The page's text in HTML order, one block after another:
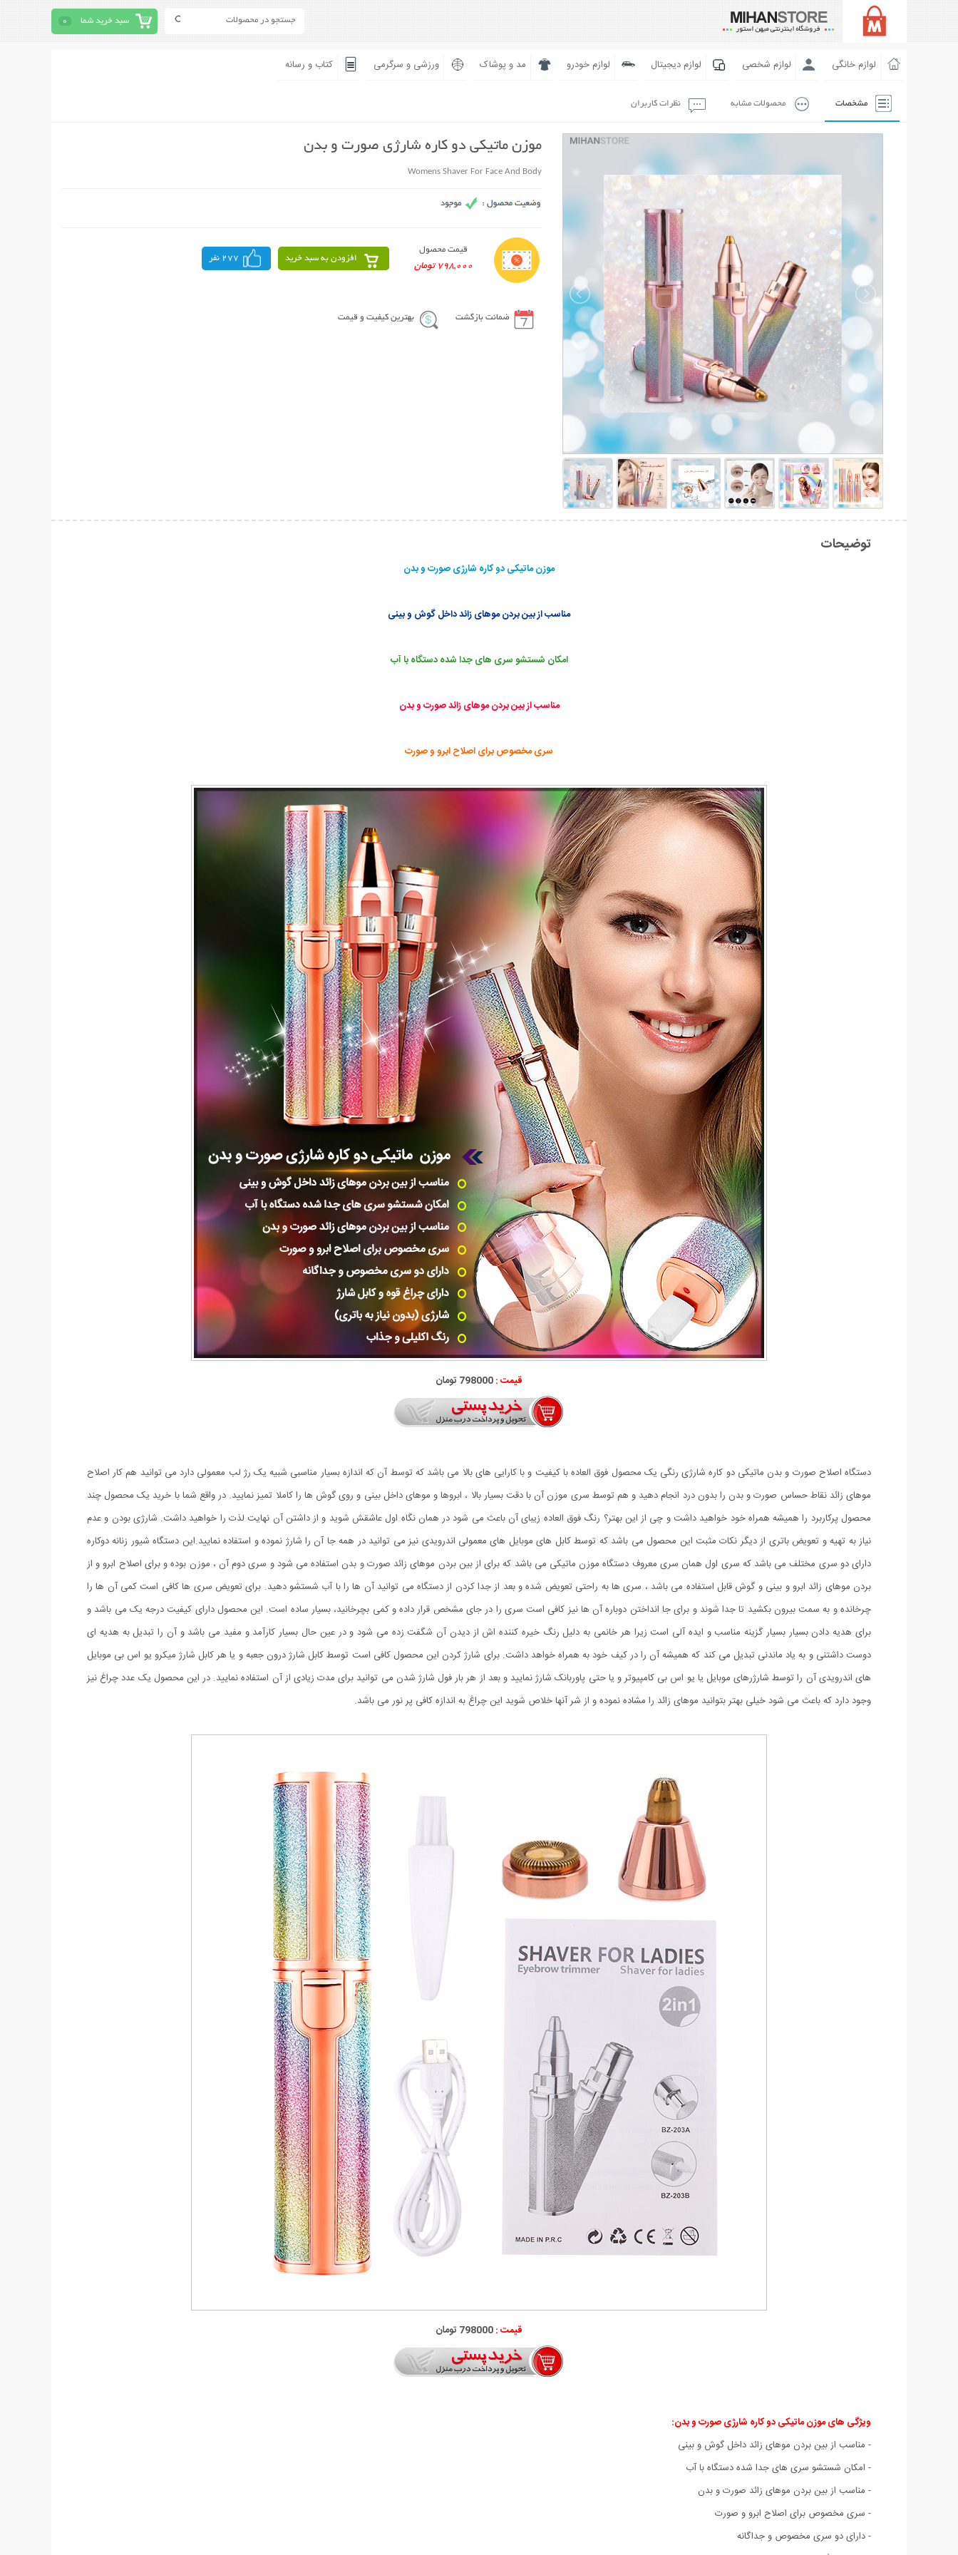
سبد خرید شما 0
لوازم خانگی لوازم شخصی لوازم دیجیتال لوازم خودرو مد و پوشاک ورزشی و سرگرمی کتاب و رسانه
مشخصات محصولات مشابه نظرات کاربران
موزن ماتیکی دو کاره شارژی صورت و بدن
Womens Shaver For Face And Body
قیمت محصول
798,000 تومان
افزودن به سبد خرید 277 نفر
ضمانت بازگشت بهترین کیفیت و قیمت
توضیحات
موزن ماتیکی دو کاره شارژی صورت و بدن
مناسب از بین بردن موهای زائد داخل گوش و بینی
امکان شستشو سری های جدا شده دستگاه با آب
مناسب از بین بردن موهای زائد صورت و بدن
سری مخصوص برای اصلاح ابرو و صورت
قیمت :798000 تومان
دستگاه اصلاح صورت و بدن ماتیکی دو کاره شارژی رنگی یک محصول فوق العاده با کیفیت و با کارایی های بالا می باشد که توسط آن که اندازه بسیار مناسبی شبیه یک رژ لب معمولی دارد می توانید هم کار اصلاح
موهای زائد نقاط حساس صورت و بدن را بدون درد انجام دهید و هم توسط سری موزن آن با دقت بسیار بالا ، ابروها و موهای داخل بینی و روی گوش ها را کاملا تمیز نمایید. در واقع شما با خرید یک محصول چند
محصول پرکاربرد را همیشه همراه خود خواهید داشت و چی از این بهتر؟ رنگ فوق العاده زیبای آن باعث می شود در همان نگاه اول عاشقش شوید و از داشتن آن نهایت لذت را خواهید داشت. شارژی بودن و عدم
نیاز به تهیه و تعویض باتری از دیگر نکات مثبت این محصول می باشد که توسط کابل های موبایل های معمولی اندرویدی نیز می توانید در همه جا آن را شارژ نموده و استفاده نمایید.این دستگاه شیور زنانه دوکاره
دارای دو سری مختلف می باشد که سری اول همان سری معروف دستگاه موزن ماتیکی می باشد که برای از بین بردن موهای زائد صورت و بدن استفاده می شود و سری دوم آن ، موزن بوده و برای اصلاح ابرو و از
بردن موهای زائد ابرو و بینی و گوش قابل استفاده می باشد ، سری ها به راحتی تعویض شده و بعد از جدا کردن از دستگاه می توانید آن ها را با آب شستشو دهید. برای تعویض سری ها کافی است کمی آن ها را
چرخانده و به سمت بیرون بکشید تا جدا شوند و برای جا انداختن دوباره آن ها نیز کافی است سری را در جای مشخص قرار داده و کمی بچرخانید، بسیار ساده است. این محصول دارای کیفیت درجه یک می باشد و
برای هدیه دادن بسیار بسیار گزینه مناسب و ایده آلی است زیرا هر خانمی به دلیل رنگ خیره کننده اش از دیدن آن شگفت زده می شود و در عین حال بسیار کارآمد و مفید می باشد و آن را تبدیل به هدیه ای
دوست داشتنی و به یاد ماندنی تبدیل می کند که همیشه آن را در کیف خود به همراه خواهد داشت. برای شارژ کردن این محصول کافی است توسط کابل شارژ درون جعبه و یا هر کابل شارژ میکرو یو اس بی موبایل
های اندرویدی آن را توسط شارژرهای موبایل یا یو اس بی کامپیوتر و یا حتی پاوربانک شارژ نمایید و بعد از هر بار فول شارژ شدن می توانید برای مدت زیادی از آن استفاده نمایید. در این محصول یک عدد چراغ نیز
وجود دارد که باعث می شود خیلی بهتر بتوانید موهای زائد را مشاده نموده و از شر آنها خلاص شوید این چراغ به اندازه کافی پر نور می باشد.
قیمت :798000 تومان
ویژگی های موزن ماتیکی دو کاره شارژی صورت و بدن:
- مناسب از بین بردن موهای زائد داخل گوش و بینی
- امکان شستشو سری های جدا شده دستگاه با آب
- مناسب از بین بردن موهای زائد صورت و بدن
- سری مخصوص برای اصلاح ابرو و صورت
- دارای دو سری مخصوص و جداگانه